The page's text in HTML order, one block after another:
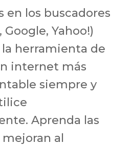
en los buscadores
Google, Yahoo!)
herramienta de
internet más
siempre y
Aprenda las
al